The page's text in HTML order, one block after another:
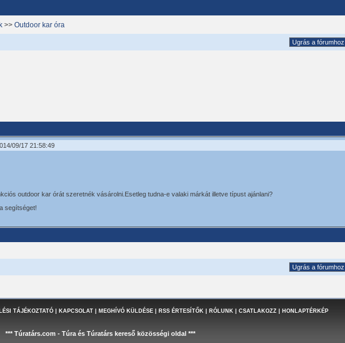
>> Outdoor kar óra
09/17 21:58:49
outdoor kar órát szeretnék vásárolni.Esetleg tudna-e valaki márkát illetve típust ajánlani?
segítséget!
TÁJÉKOZTATÓ| KAPCSOLAT| MEGHÍVÓ KÜLDÉSE| RSS ÉRTESÍTŐK| RÓLUNK| CSATLAKOZZ| HONLAPTÉRKÉP
*** Túratárs.com - Túra és Túratárs kereső közösségi oldal ***